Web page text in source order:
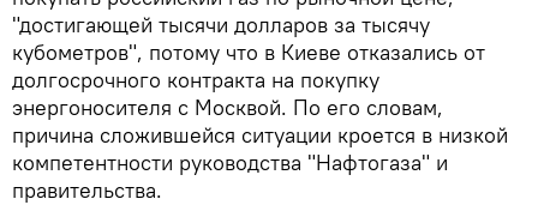
"достигающей тысячи долларов за тысячу
кубометров", потому что в Киеве отказались от
долгосрочного контракта на покупку
энергоносителя с Москвой. По его словам,
причина сложившейся ситуации кроется в низкой
компетентности руководства "Нафтогаза" и
правительства.